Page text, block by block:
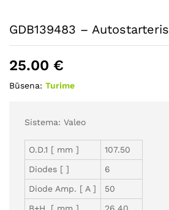
GDB139483 – Autostarteris
25.00 €
Būsena: Turime
Sistema: Valeo
O.D.1 [ mm ]
107.50
Diodes [ ]
6
Diode Amp. [ A ]
50